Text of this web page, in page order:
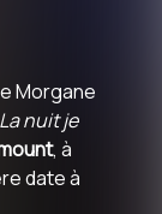
Morgane
La nuit je
, à
date à